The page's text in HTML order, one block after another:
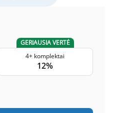
GERIAUSIA VERTĖ
4+ komplektai
12%